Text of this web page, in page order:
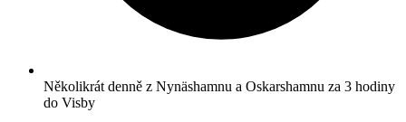
Několikrát denně z Nynäshamnu a Oskarshamnu za 3 hodiny
do Visby